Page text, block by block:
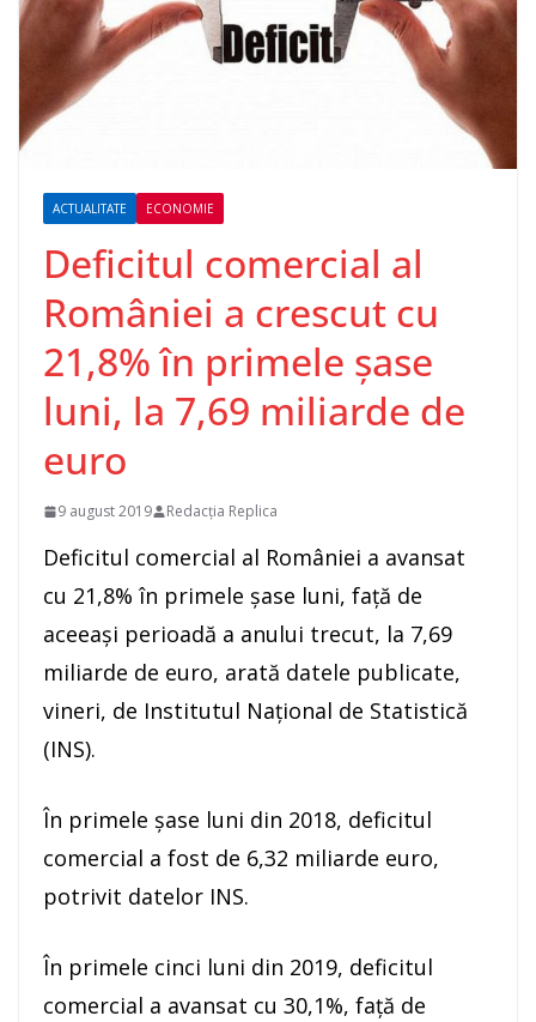
ACTUALITATE ECONOMIE
Deficitul comercial al
României a crescut cu
21,8% în primele şase
luni, la 7,69 miliarde de
euro
9 august 2019 Redacția Replica
Deficitul comercial al României a avansat
cu 21,8% în primele şase luni, faţă de
aceeaşi perioadă a anului trecut, la 7,69
miliarde de euro, arată datele publicate,
vineri, de Institutul Naţional de Statistică
(INS).
În primele şase luni din 2018, deficitul
comercial a fost de 6,32 miliarde euro,
potrivit datelor INS.
În primele cinci luni din 2019, deficitul
comercial a avansat cu 30,1%, faţă de